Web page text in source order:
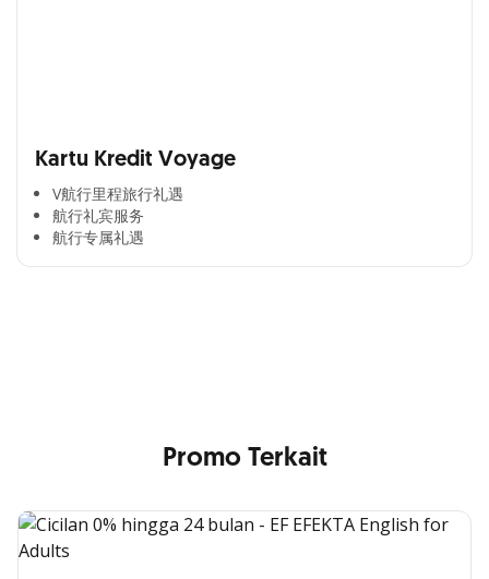
Kartu Kredit Voyage
V航行里程旅行礼遇
航行礼宾服务
航行专属礼遇
Cross Selling Banner Global
Promo Terkait